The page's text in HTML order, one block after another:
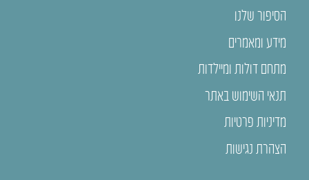
הסיפור שלנו
מידע ומאמרים
מתחם דולות ומיילדות
תנאי השימוש באתר
מדיניות פרטיות
הצהרת נגישות